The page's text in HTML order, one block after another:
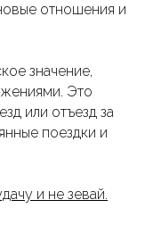
отношения и
значение,
Это
или отъезд за
поездки и
и не зевай.